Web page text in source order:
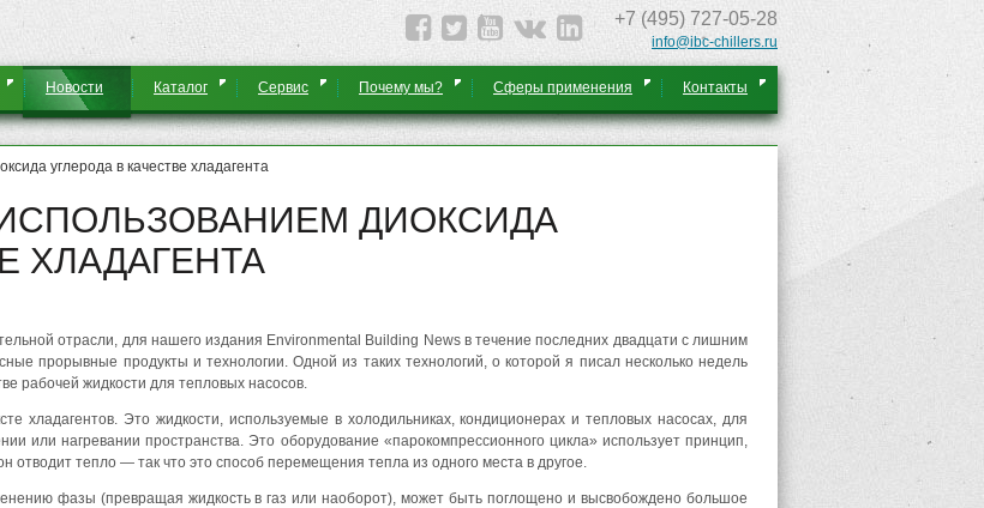
+7 (495) 727-05-28
info@ibc-chillers.ru
Новости Каталог Сервис Почему мы? Сферы применения Контакты
углерода в качестве хладагента
ДИОКСИДА
ХЛАДАГЕНТА
отрасли, для нашего издания Environmental Building News в течение последних двадцати с лишним
прорывные продукты и технологии. Одной из таких технологий, о которой я ​​писал несколько недель
рабочей жидкости для тепловых насосов.
хладагентов. Это жидкости, используемые в холодильниках, кондиционерах и тепловых насосах, для
или нагревании пространства. Это оборудование «парокомпрессионного цикла» использует принцип,
отводит тепло — так что это способ перемещения тепла из одного места в другое.
фазы (превращая жидкость в газ или наоборот), может быть поглощено и высвобождено большое